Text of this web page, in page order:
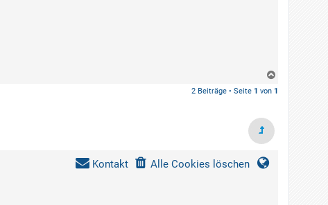
2 Beiträge • Seite 1 von 1
Alle Cookies löschen
Kontakt